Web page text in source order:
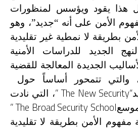
هذا يقود ويؤسس لمنظورات
الأمن على أنه “جديد”، وهو
بطريقة لا نمطية غير تقليدية
الجديد للدراسات الأمنية
الجديدة المعالجة للقضية
والتي تتمحور أساساً حول
” The New Security“، التي نادت
” The Broad Security School
مفهوم الأمن بطريقة لا تقليدية